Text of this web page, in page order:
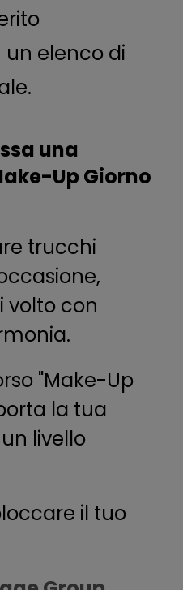
elenco di
una
Up Giorno
trucchi
volto con
"Make-Up
la tua
livello
il tuo